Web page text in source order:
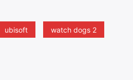
ubisoft
watch dogs 2